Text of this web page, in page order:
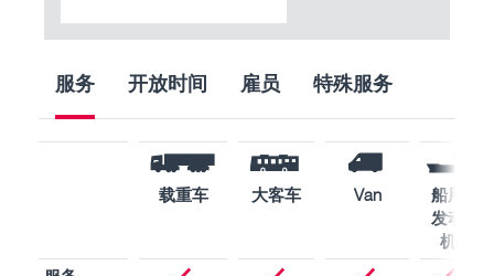
服务 开放时间 雇员 特殊服务
载重车 大客车 Van
船用
发动
机